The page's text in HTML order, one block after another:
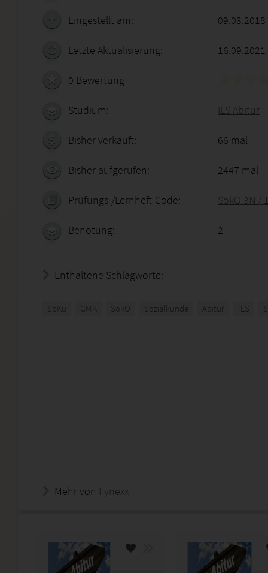
Eingestellt am:
Letzte Aktualisierung: 16.09.2021
0 Bewertung
Studium: ILS Abitur
Bisher verkauft: 66 mal
Bisher aufgerufen: 2447 mal
Prüfungs-/Lernheft-Code: SokO 3N /
Benotung: 2
Enthaltene Schlagworte:
SoKu GMK SokO Sozialkunde Abitur ILS
Mehr von Fynexx